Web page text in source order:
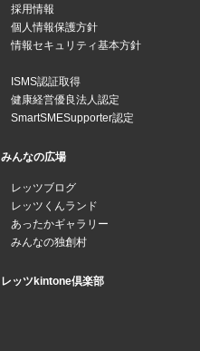
採用情報
個人情報保護方針
情報セキュリティ基本方針
ISMS認証取得
健康経営優良法人認定
SmartSMESupporter認定
みんなの広場
レッツブログ
レッツくんランド
あったかギャラリー
みんなの独創村
レッツkintone倶楽部